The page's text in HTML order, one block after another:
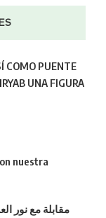
COMO PUENTE
UNA FIGURA
nuestra
مقابلة مع نور